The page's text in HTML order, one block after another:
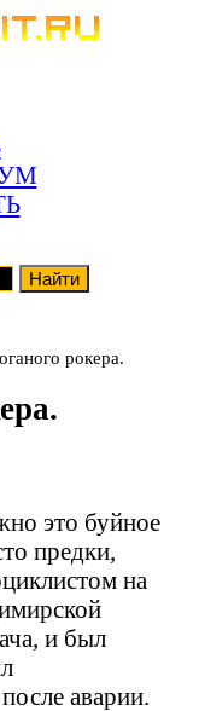
рокера.
это буйное
предки,
на
и был
аварии.